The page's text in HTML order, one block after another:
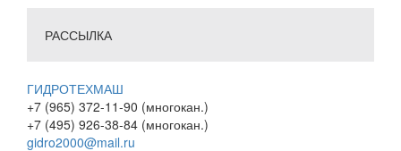
РАССЫЛКА
ГИДРОТЕХМАШ
+7 (965) 372-11-90 (многокан.)
+7 (495) 926-38-84 (многокан.)
gidro2000@mail.ru